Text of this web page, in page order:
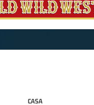
CASA